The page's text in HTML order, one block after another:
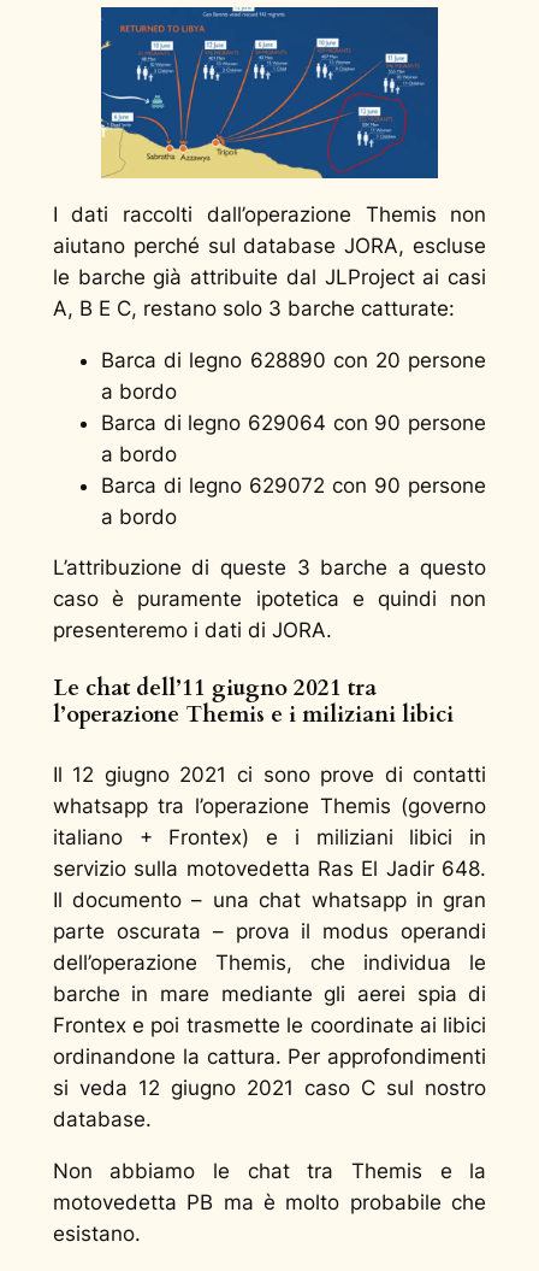
I dati raccolti dall’operazione Themis non
aiutano perché sul database JORA, escluse
le barche già attribuite dal JLProject ai casi
A, B E C, restano solo 3 barche catturate:
Barca di legno 628890 con 20 persone
a bordo
Barca di legno 629064 con 90 persone
a bordo
Barca di legno 629072 con 90 persone
a bordo
L’attribuzione di queste 3 barche a questo
caso è puramente ipotetica e quindi non
presenteremo i dati di JORA.
Le chat dell’11 giugno 2021 tra
l’operazione Themis e i miliziani libici
Il 12 giugno 2021 ci sono prove di contatti
whatsapp tra l’operazione Themis (governo
italiano + Frontex) e i miliziani libici in
servizio sulla motovedetta Ras El Jadir 648.
Il documento – una chat whatsapp in gran
parte oscurata – prova il modus operandi
dell’operazione Themis, che individua le
barche in mare mediante gli aerei spia di
Frontex e poi trasmette le coordinate ai libici
ordinandone la cattura. Per approfondimenti
si veda 12 giugno 2021 caso C sul nostro
database.
Non abbiamo le chat tra Themis e la
motovedetta PB ma è molto probabile che
esistano.